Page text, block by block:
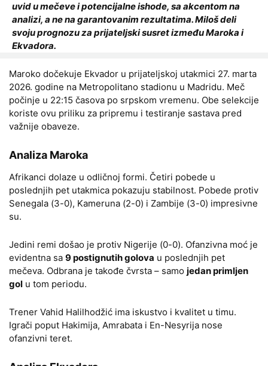
uvid u mečeve i potencijalne ishode, sa akcentom na
analizi, a ne na garantovanim rezultatima. Miloš deli
svoju prognozu za prijateljski susret između Maroka i
Ekvadora.
Maroko dočekuje Ekvador u prijateljskoj utakmici 27. marta
2026. godine na Metropolitano stadionu u Madridu. Meč
počinje u 22:15 časova po srpskom vremenu. Obe selekcije
koriste ovu priliku za pripremu i testiranje sastava pred
važnije obaveze.
Analiza Maroka
Afrikanci dolaze u odličnoj formi. Četiri pobede u
poslednjih pet utakmica pokazuju stabilnost. Pobede protiv
Senegala (3-0), Kameruna (2-0) i Zambije (3-0) impresivne
su.
Jedini remi došao je protiv Nigerije (0-0). Ofanzivna moć je
evidentna sa 9 postignutih golova u poslednjih pet
mečeva. Odbrana je takođe čvrsta – samo jedan primljen
gol u tom periodu.
Trener Vahid Halilhodžić ima iskustvo i kvalitet u timu.
Igrači poput Hakimija, Amrabata i En-Nesyrija nose
ofanzivni teret.